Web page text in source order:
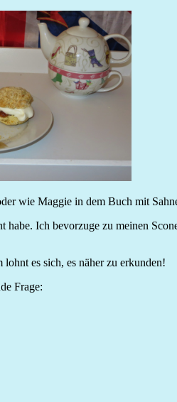
wie Maggie in dem Buch mit
Ich bevorzuge zu meinen
es sich, es näher zu erkunden!
Frage: